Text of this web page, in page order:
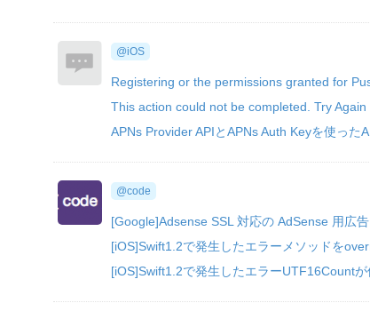
@iOS
Registering or the permissions granted for
This action could not be completed. Try Again
APNs Provider APIとAPNs Auth Keyを使った
@code
[Google]Adsense SSL 対応の AdSense 用広
[iOS]Swift1.2で発生したエラーメソッドを
[iOS]Swift1.2で発生したエラーUTF16Count